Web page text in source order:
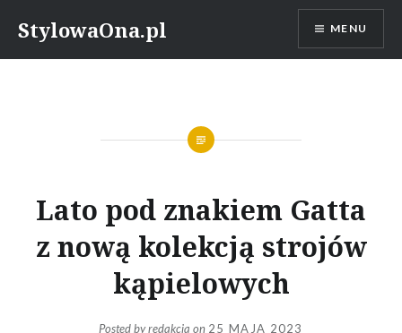
content
StylowaOna.pl MENU
Lato pod znakiem Gatta
z nową kolekcją strojów
kąpielowych
Posted byredakcja on 25 MAJA 2023